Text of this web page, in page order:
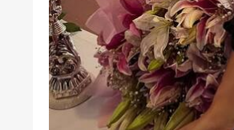
कॉन्टैक्ट अस
सेंड फीडबैक
अबाउट अस
करियर्स
शेख
डीजल
ओटीटी